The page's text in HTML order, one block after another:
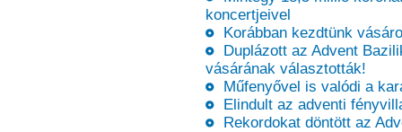
koncertjeivel
Korábban kezdtünk
Duplázott az Advent
vásárának választották!
Műfenyővel is valódi a
Elindult az adventi
Rekordokat döntött az